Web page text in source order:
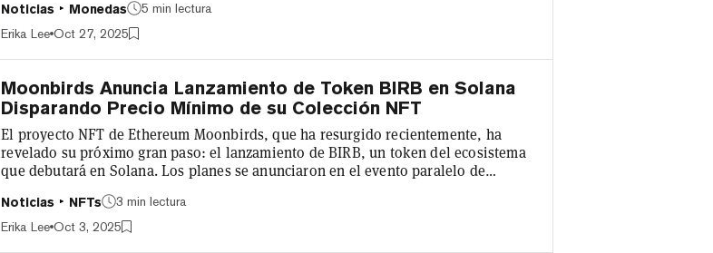
presentado como una exhibición en Glitch Gallery en Marfa, Texas, durante el Art
Blocks Marfa Weekend este mes, y una proyección documental en el Crowley
Noticias Monedas
5 min lectura
Erika Lee Oct 27, 2025
Moonbirds Anuncia Lanzamiento de Token BIRB en Solana
Disparando Precio Mínimo de su Colección NFT
El proyecto NFT de Ethereum Moonbirds, que ha resurgido recientemente, ha
revelado su próximo gran paso: el lanzamiento de BIRB, un token del ecosistema
que debutará en Solana. Los planes se anunciaron en el evento paralelo de
partidarios originales y nuevos holders. Una publicación teaser en X sugiere que
el token se lanzará "pronto(ish)". La colección de búhos pixelados ha pasado por
Noticias NFTs
3 min lectura
Erika Lee Oct 3, 2025